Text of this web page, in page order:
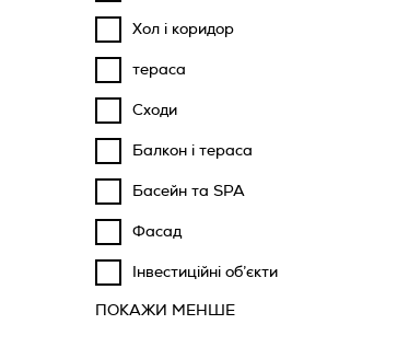
Хол і коридор
тераса
Сходи
Балкон і тераса
Басейн та SPA
Фасад
Інвестиційні об’єкти
ПОКАЖИ МЕНШЕ